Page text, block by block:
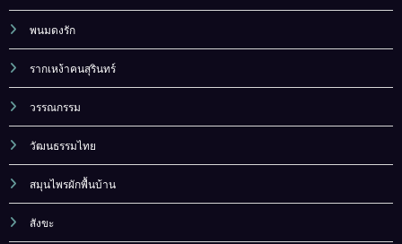
พนมดงรัก
รากเหง้าคนสุรินทร์
วรรณกรรม
วัฒนธรรมไทย
สมุนไพรผักพื้นบ้าน
สังขะ